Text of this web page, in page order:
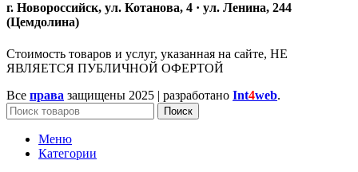
г. Новороссийск, ул. Котанова, 4 · ул. Ленина, 244
(Цемдолина)
Стоимость товаров и услуг, указанная на сайте, НЕ
ЯВЛЯЕТСЯ ПУБЛИЧНОЙ ОФЕРТОЙ
Все права защищены 2025 | разработано Int4web.
Поиск
Меню
Категории